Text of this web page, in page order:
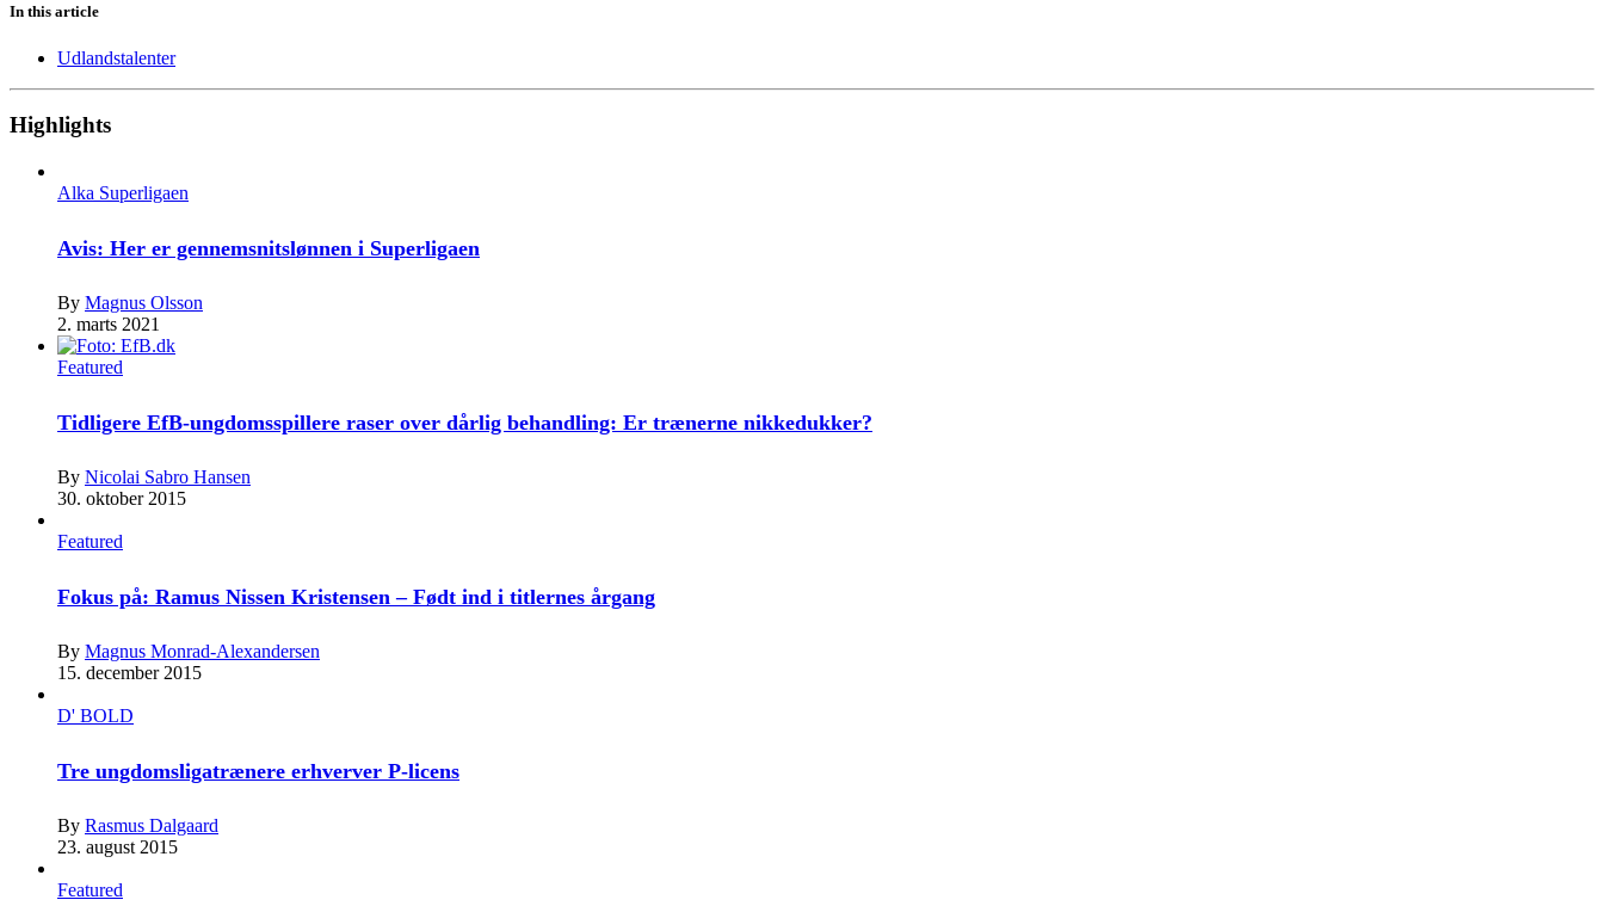
In this article
Udlandstalenter
Highlights
Alka Superligaen
Avis: Her er gennemsnitslønnen i Superligaen
By Magnus Olsson
2. marts 2021
Featured
Tidligere EfB-ungdomsspillere raser over dårlig behandling: Er trænerne nikkedukker?
By Nicolai Sabro Hansen
30. oktober 2015
Featured
Fokus på: Ramus Nissen Kristensen – Født ind i titlernes årgang
By Magnus Monrad-Alexandersen
15. december 2015
D' BOLD
Tre ungdomsligatrænere erhverver P-licens
By Rasmus Dalgaard
23. august 2015
Featured